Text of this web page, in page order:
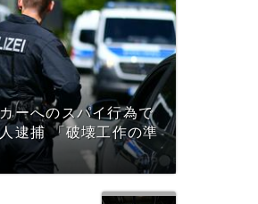
ーへのスパイ行為で
逮捕 「破壊工作の準